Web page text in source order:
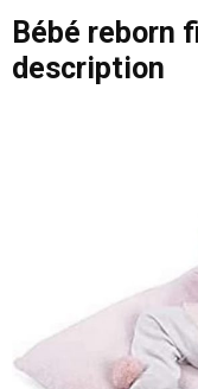
Bébé reborn
description